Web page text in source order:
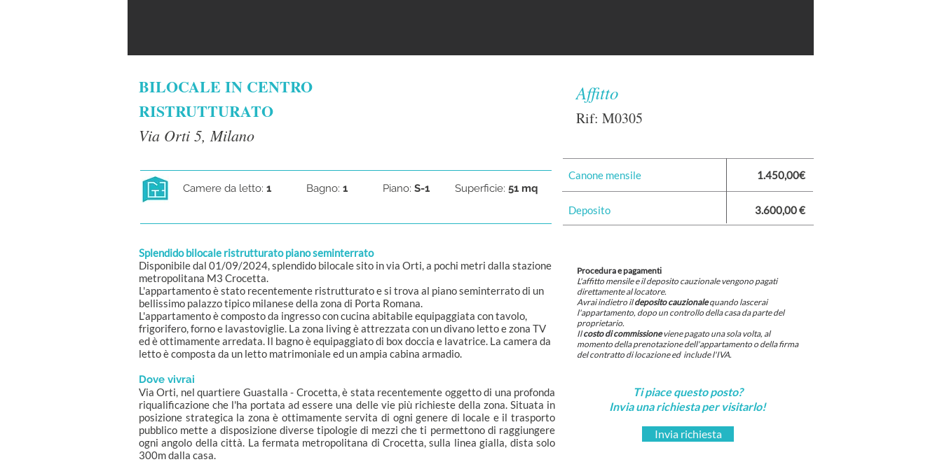
BILOCALE IN CENTRO
RISTRUTTURATO
Via Orti 5, Milano
Camere da letto: 1 Bagno: 1 Piano: S-1 Superficie: 51 mq
Splendido bilocale ristrutturato piano seminterrato
Disponibile dal 01/09/2024, splendido bilocale sito in via Orti, a pochi metri dalla stazione
metropolitana M3 Crocetta.
L'appartamento è stato recentemente ristrutturato e si trova al piano seminterrato di un
bellissimo palazzo tipico milanese della zona di Porta Romana.
L'appartamento è composto da ingresso con cucina abitabile equipaggiata con tavolo,
frigorifero, forno e lavastoviglie. La zona living è attrezzata con un divano letto e zona TV
ed è ottimamente arredata. Il bagno è equipaggiato di box doccia e lavatrice. La camera da
letto è composta da un letto matrimoniale ed un ampia cabina armadio.
Dove vivrai
Via Orti, nel quartiere Guastalla - Crocetta, è stata recentemente oggetto di una profonda
riqualificazione che l'ha portata ad essere una delle vie più richieste della zona. Situata in
posizione strategica la zona è ottimamente servita di ogni genere di locale e il trasporto
pubblico mette a disposizione diverse tipologie di mezzi che ti permettono di raggiungere
ogni angolo della città. La fermata metropolitana di Crocetta, sulla linea gialla, dista solo
300m dalla casa.
Affitto
Rif: M0305
Canone mensile 1.450,00€
Deposito 3.600,00 €
Procedura e pagamenti
L'affitto mensile e il deposito cauzionale vengono pagati
direttamente al locatore.
Avrai indietro ildeposito cauzionalequando lascerai
l'appartamento, dopo un controllo della casa da parte del
proprietario.
Ilcosto di commissioneviene pagato una sola volta, al
momento della prenotazione dell'appartamento o della firma
del contratto di locazione ed include l'IVA.
Ti piace questo posto?
Invia una richiesta per visitarlo!
Invia richiesta